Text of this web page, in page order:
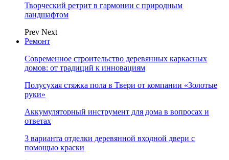
Творческий ретрит в гармонии с природным
ландшафтом
Prev Next
Ремонт
Современное строительство деревянных каркасных
домов: от традиций к инновациям
Полусухая стяжка пола в Твери от компании «Золотые
руки»
Аккумуляторный инструмент для дома в вопросах и
ответах
3 варианта отделки деревянной входной двери с
помощью краски